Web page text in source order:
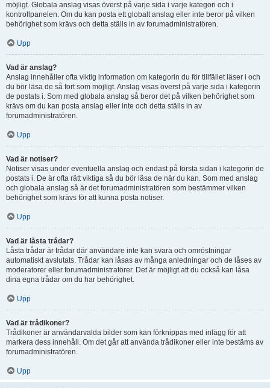
möjligt. Globala anslag visas överst på varje sida i varje kategori och i
kontrollpanelen. Om du kan posta ett globalt anslag eller inte beror på vilken
behörighet som krävs och detta ställs in av forumadministratören.
Upp
Vad är anslag?
Anslag innehåller ofta viktig information om kategorin du för tillfället läser i och
du bör läsa de så fort som möjligt. Anslag visas överst på varje sida i kategorin
de postats i. Som med globala anslag så beror det på vilken behörighet som
krävs om du kan posta anslag eller inte och detta ställs in av
forumadministratören.
Upp
Vad är notiser?
Notiser visas under eventuella anslag och endast på första sidan i kategorin de
postats i. De är ofta rätt viktiga så du bör läsa de när du kan. Som med anslag
och globala anslag så är det forumadministratören som bestämmer vilken
behörighet som krävs för att kunna posta notiser.
Upp
Vad är låsta trådar?
Låsta trådar är trådar där användare inte kan svara och omröstningar
automatiskt avslutats. Trådar kan låsas av många anledningar och de låses av
moderatorer eller forumadministratörer. Det är möjligt att du också kan låsa
dina egna trådar om du har behörighet.
Upp
Vad är trådikoner?
Trådikoner är användarvalda bilder som kan förknippas med inlägg för att
markera dess innehåll. Om det går att använda trådikoner eller inte bestäms av
forumadministratören.
Upp